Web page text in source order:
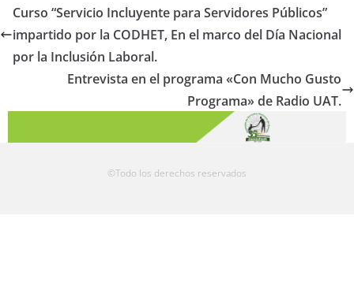
Curso “Servicio Incluyente para Servidores Públicos”
impartido por la CODHET, En el marco del Día Nacional
por la Inclusión Laboral.
Entrevista en el programa «Con Mucho Gusto
Programa» de Radio UAT.
©Todo los derechos reservados